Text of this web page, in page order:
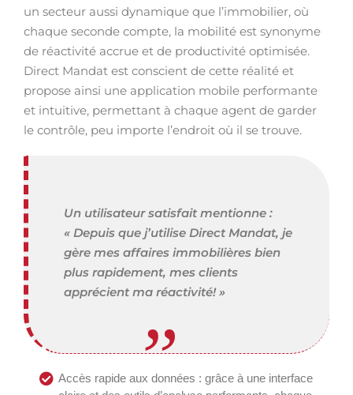
un secteur aussi dynamique que l’immobilier, où
chaque seconde compte, la mobilité est synonyme
de réactivité accrue et de productivité optimisée.
Direct Mandat est conscient de cette réalité et
propose ainsi une application mobile performante
et intuitive, permettant à chaque agent de garder
le contrôle, peu importe l’endroit où il se trouve.
Un utilisateur satisfait mentionne :
« Depuis que j’utilise Direct Mandat, je
gère mes affaires immobilières bien
plus rapidement, mes clients
apprécient ma réactivité! »
Accès rapide aux données : grâce à une interface